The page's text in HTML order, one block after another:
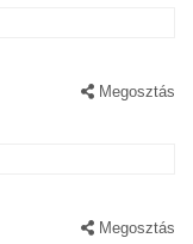
Megosztás
Megosztás